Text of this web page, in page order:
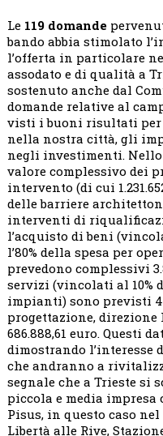
Le 119 domande
bando abbia stimolato
l’offerta in particolare
assodato e di qualità a
sostenuto anche dal
domande relative al
visti i buoni risultati per
nella nostra città, gli
negli investimenti. Nello
valore complessivo dei
intervento (di cui
delle barriere
interventi di
l’acquisto di beni
l’80% della spesa per
prevedono complessivi
servizi (vincolati al 10%
impianti) sono previsti
progettazione,
686.888,61 euro. Questi
dimostrando
che andranno a
segnale che a Trieste si
piccola e media impresa
Pisus, in questo caso
Libertà alle Rive,